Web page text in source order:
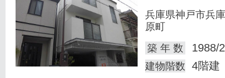
兵庫県神戸市兵
原町
築 年 数
1988/
建物階数 4階建